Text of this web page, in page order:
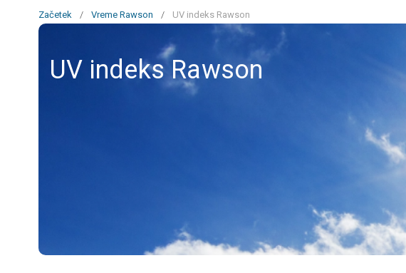
Začetek / Vreme Rawson / UV indeks Rawson
UV indeks Rawson